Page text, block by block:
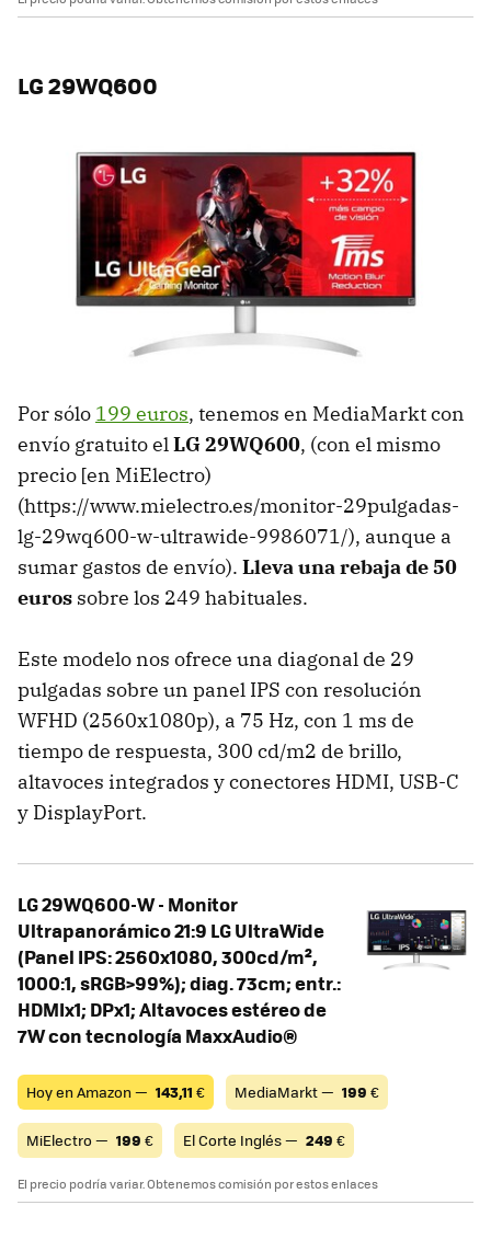
LG 29WQ600
Por sólo 199 euros, tenemos en MediaMarkt con
envío gratuito elLG 29WQ600, (con el mismo
precio [en MiElectro)
(https://www.mielectro.es/monitor-29pulgadas-
lg-29wq600-w-ultrawide-9986071/), aunque a
sumar gastos de envío). Lleva una rebaja de 50
euros sobre los 249 habituales.
Este modelo nos ofrece una diagonal de 29
pulgadas sobre un panel IPS con resolución
WFHD (2560x1080p), a 75 Hz, con 1 ms de
tiempo de respuesta, 300 cd/m2 de brillo,
altavoces integrados y conectores HDMI, USB-C
y DisplayPort.
LG 29WQ600-W - Monitor
Ultrapanorámico 21:9 LG UltraWide
(Panel IPS: 2560x1080, 300cd/m²,
1000:1, sRGB>99%); diag. 73cm; entr.:
HDMIx1; DPx1; Altavoces estéreo de
7W con tecnología MaxxAudio®
Hoy en Amazon — 143,11 € MediaMarkt — 199 €
MiElectro — 199 € El Corte Inglés — 249 €
El precio podría variar. Obtenemos comisión por estos enlaces